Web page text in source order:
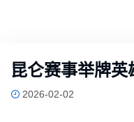
昆仑赛事举牌
2026-02-02